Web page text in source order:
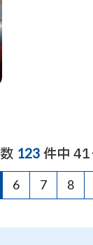
123 件中
6 7 8